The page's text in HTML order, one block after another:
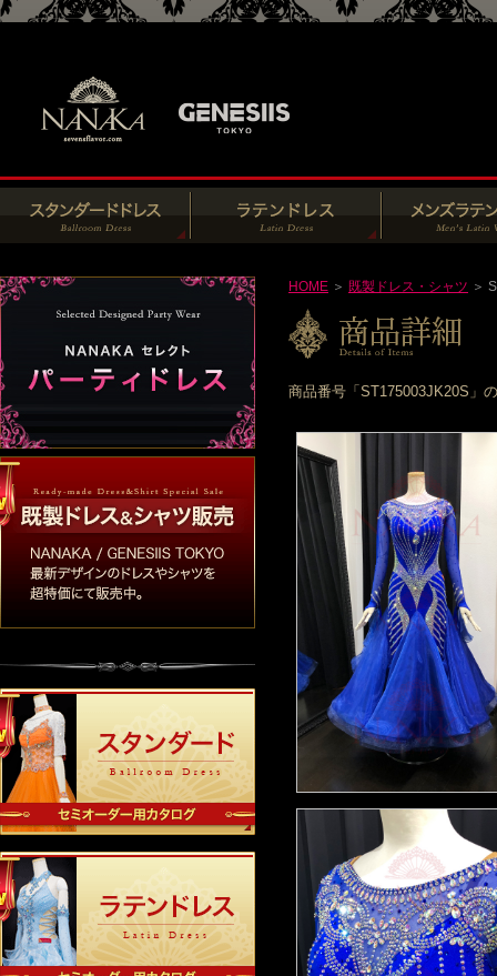
HOME ＞ 既製ドレス・シャツ ＞
商品番号「ST175003JK20S」